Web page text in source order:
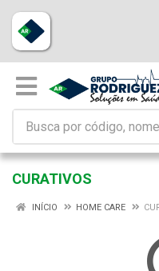
CURATIVOS
INÍCIO HOME CARE